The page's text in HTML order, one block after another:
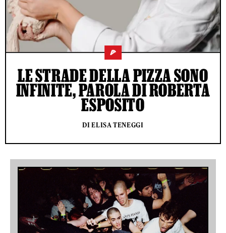
🍕
LE STRADE DELLA PIZZA SONO
INFINITE, PAROLA DI ROBERTA
ESPOSITO
DI ELISA TENEGGI